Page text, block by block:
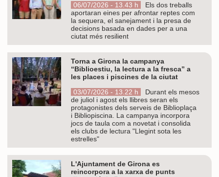
06/07/2026 - 13.43 h
Els dos treballs
aportaran eines per afrontar reptes com
la sequera, el sanejament i la presa de
decisions basada en dades per a una
ciutat més resilient
Torna a Girona la campanya
“Biblioestiu, la lectura a la fresca” a
les places i piscines de la ciutat
03/07/2026 - 13.22 h
Durant els mesos
de juliol i agost els llibres seran els
protagonistes dels serveis de Biblioplaça
i Bibliopiscina. La campanya incorpora
jocs de taula com a novetat i consolida
els clubs de lectura "Llegint sota les
estrelles"
L'Ajuntament de Girona es
reincorpora a la xarxa de punts